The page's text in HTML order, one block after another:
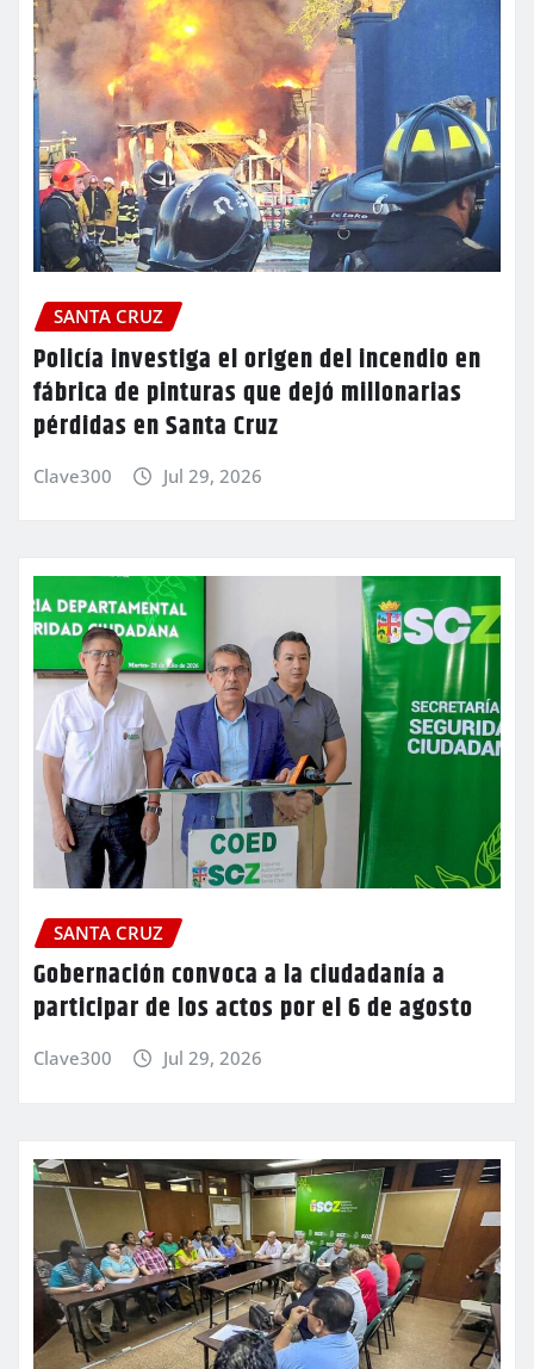
SANTA CRUZ
Policía investiga el origen del incendio en
fábrica de pinturas que dejó millonarias
pérdidas en Santa Cruz
Clave300 Jul 29, 2026
SANTA CRUZ
Gobernación convoca a la ciudadanía a
participar de los actos por el 6 de agosto
Clave300 Jul 29, 2026